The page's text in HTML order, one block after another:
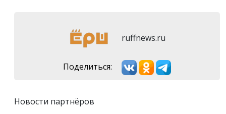
ruffnews.ru
Поделиться:
Новости партнёров